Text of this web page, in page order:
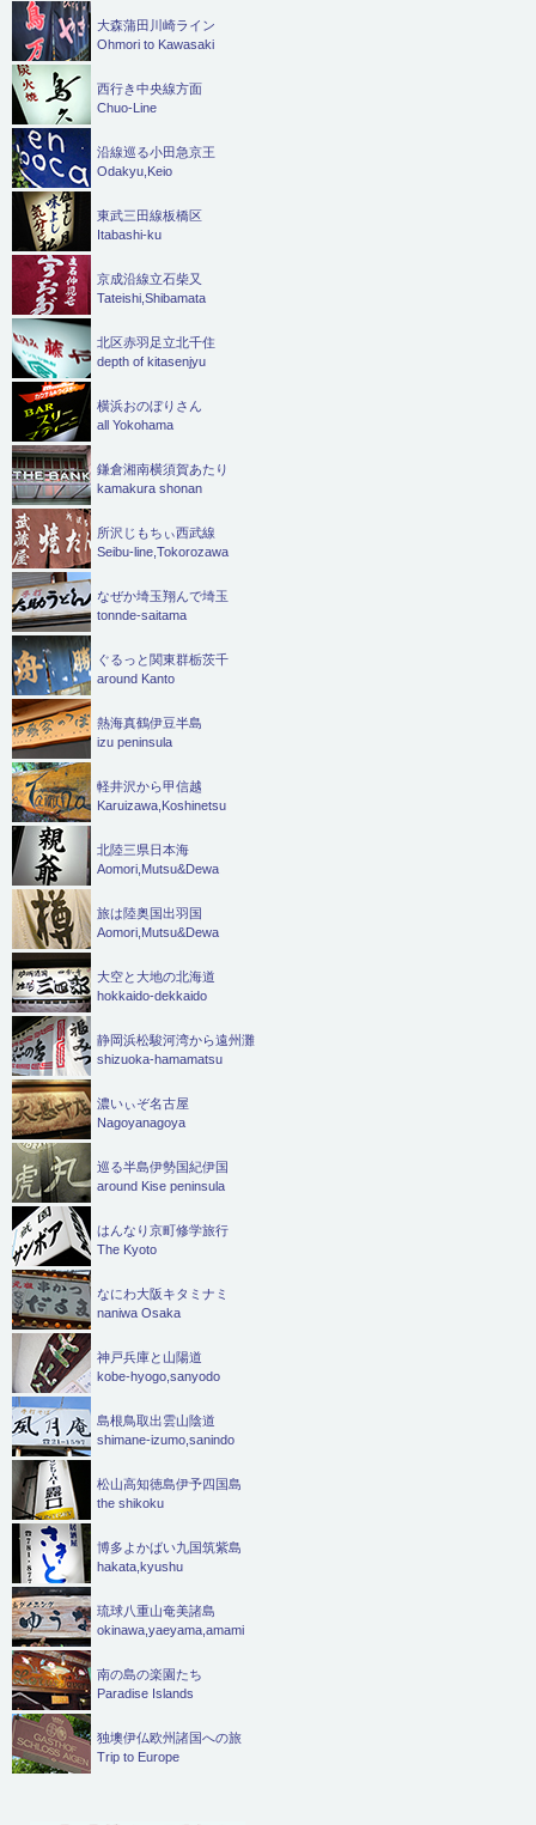
大森蒲田川崎ライン
Ohmori to Kawasaki
西行き中央線方面
Chuo-Line
沿線巡る小田急京王
Odakyu,Keio
東武三田線板橋区
Itabashi-ku
京成沿線立石柴又
Tateishi,Shibamata
北区赤羽足立北千住
depth of kitasenjyu
横浜おのぼりさん
all Yokohama
鎌倉湘南横須賀あたり
kamakura shonan
所沢じもちぃ西武線
Seibu-line,Tokorozawa
なぜか埼玉翔んで埼玉
tonnde-saitama
ぐるっと関東群栃茨千
around Kanto
熱海真鶴伊豆半島
izu peninsula
軽井沢から甲信越
Karuizawa,Koshinetsu
北陸三県日本海
Aomori,Mutsu&Dewa
旅は陸奥国出羽国
Aomori,Mutsu&Dewa
大空と大地の北海道
hokkaido-dekkaido
静岡浜松駿河湾から遠州灘
shizuoka-hamamatsu
濃いぃぞ名古屋
Nagoyanagoya
巡る半島伊勢国紀伊国
around Kise peninsula
はんなり京町修学旅行
The Kyoto
なにわ大阪キタミナミ
naniwa Osaka
神戸兵庫と山陽道
kobe-hyogo,sanyodo
島根鳥取出雲山陰道
shimane-izumo,sanindo
松山高知徳島伊予四国島
the shikoku
博多よかばい九国筑紫島
hakata,kyushu
琉球八重山奄美諸島
okinawa,yaeyama,amami
南の島の楽園たち
Paradise Islands
独墺伊仏欧州諸国への旅
Trip to Europe